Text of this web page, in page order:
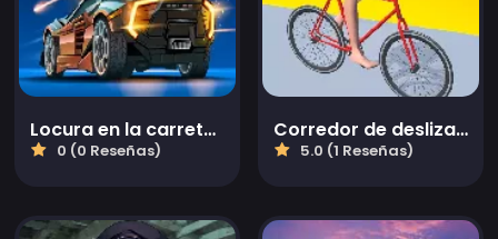
Locura en la carretera
0 (0 Reseñas)
Corredor de deslizamiento
5.0 (1 Reseñas)